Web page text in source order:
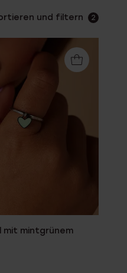
und filtern 2
mit mintgrünem